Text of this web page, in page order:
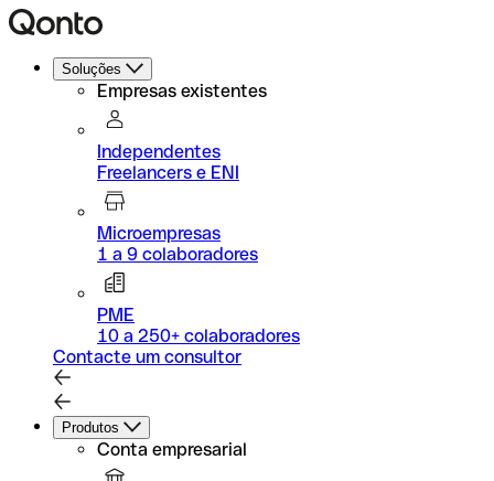
Soluções
Empresas existentes
Independentes
Freelancers e ENI
Microempresas
1 a 9 colaboradores
PME
10 a 250+ colaboradores
Contacte um consultor
Produtos
Conta empresarial